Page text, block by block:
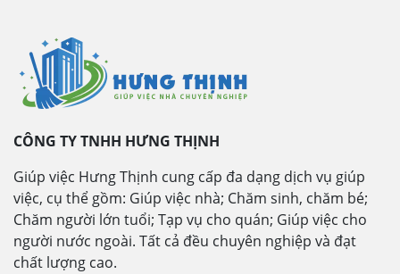
CÔNG TY TNHH HƯNG THỊNH
Giúp việc Hưng Thịnh cung cấp đa dạng dịch vụ giúp
việc, cụ thể gồm: Giúp việc nhà; Chăm sinh, chăm bé;
Chăm người lớn tuổi; Tạp vụ cho quán; Giúp việc cho
người nước ngoài. Tất cả đều chuyên nghiệp và đạt
chất lượng cao.